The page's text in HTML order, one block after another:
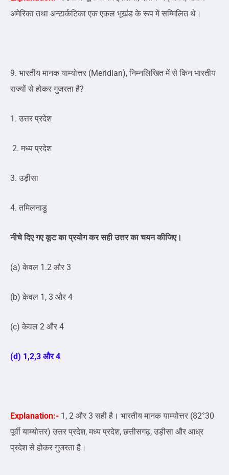
अमेरिका तथा अन्टार्कटिका एक एकल भूखंड के रूप में सम्मिलित थे।
9. भारतीय मानक याम्योत्तर (Meridian), निम्नलिखित में से किन भारतीय
राज्यों से होकर गुजरता है?
1. उत्तर प्रदेश
2. मध्य प्रदेश
3. उड़ीसा
4. तमिलनाडु
नीचे दिए गए कूट का प्रयोग कर सही उत्तर का चयन कीजिए।
(a) केवल 1.2 और 3
(b) केवल 1, 3 और 4
(c) केवल 2 और 4
(d) 1,2,3 और 4
Explanation:- 1, 2 और 3 सही है। भारतीय मानक याम्योत्तर (82°30
पूर्वी याम्योत्तर) उत्तर प्रदेश, मध्य प्रदेश, छत्तीसगढ़, उड़ीसा और आध्र
प्रदेश से होकर गुजरता है।